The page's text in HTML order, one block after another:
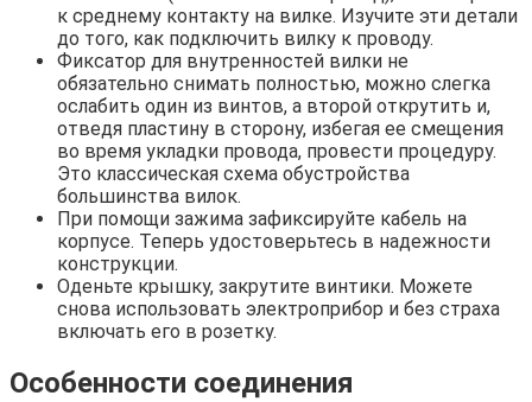
к среднему контакту на вилке. Изучите эти детали
до того, как подключить вилку к проводу.
Фиксатор для внутренностей вилки не
обязательно снимать полностью, можно слегка
ослабить один из винтов, а второй открутить и,
отведя пластину в сторону, избегая ее смещения
во время укладки провода, провести процедуру.
Это классическая схема обустройства
большинства вилок.
При помощи зажима зафиксируйте кабель на
корпусе. Теперь удостоверьтесь в надежности
конструкции.
Оденьте крышку, закрутите винтики. Можете
снова использовать электроприбор и без страха
включать его в розетку.
Особенности соединения